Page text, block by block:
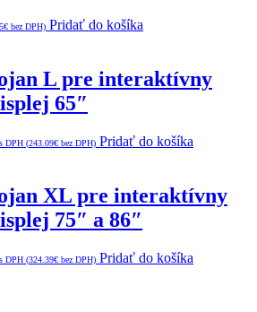
€ bez DPH) Pridať do košíka
L pre interaktívny
65″
s DPH (243.09€ bez DPH) Pridať do košíka
XL pre interaktívny
75″ a 86″
s DPH (324.39€ bez DPH) Pridať do košíka